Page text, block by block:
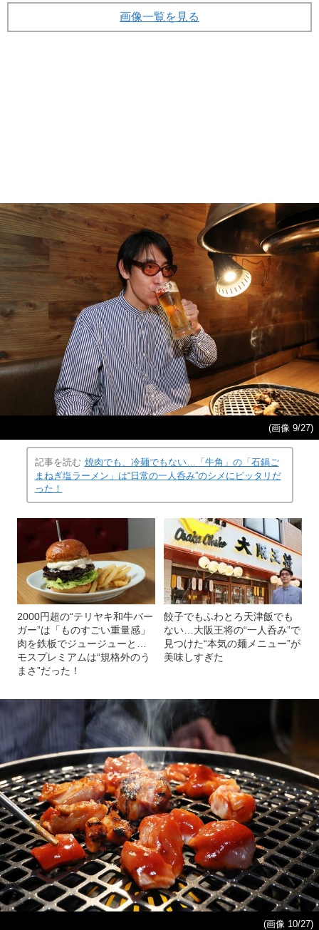
画像一覧を見る
(画像 9/27)
記事を読む 焼肉でも、冷麺でもない…「牛角」の「石鍋ご
まねぎ塩ラーメン」は“日常の一人呑み”のシメにピッタリだ
った！
2000円超の“テリヤキ和牛バー
ガー”は「ものすごい重量感」
肉を鉄板でジュージューと…
モスプレミアムは“規格外のう
まさ”だった！
餃子でもふわとろ天津飯でも
ない…大阪王将の“一人呑み”で
見つけた“本気の麺メニュー”が
美味しすぎた
(画像 10/27)